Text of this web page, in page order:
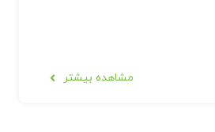
مشاهده بیشتر